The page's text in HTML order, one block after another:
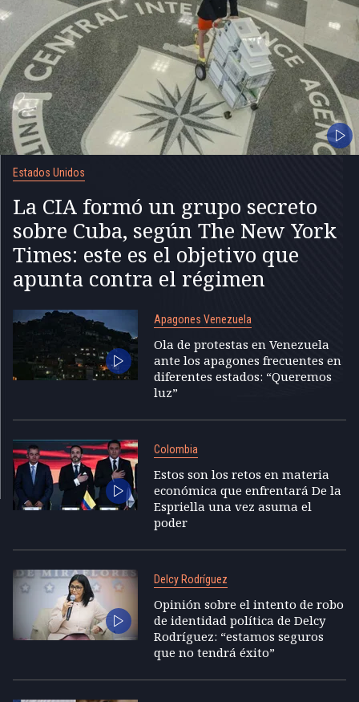
Estados Unidos
La CIA formó un grupo secreto
sobre Cuba, según The New York
Times: este es el objetivo que
apunta contra el régimen
Apagones Venezuela
Ola de protestas en Venezuela
ante los apagones frecuentes en
diferentes estados: “Queremos
luz”
Colombia
Estos son los retos en materia
económica que enfrentará De la
Espriella una vez asuma el
poder
Delcy Rodríguez
Opinión sobre el intento de robo
de identidad política de Delcy
Rodríguez: “estamos seguros
que no tendrá éxito”